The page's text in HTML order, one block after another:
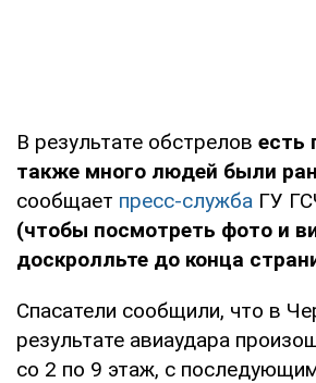
В результате обстрелов есть
также много людей были
сообщает пресс-служба ГУ
(чтобы посмотреть фото и
доскролльте до конца
Спасатели сообщили, что в
результате авиаудара
со 2 по 9 этаж, с